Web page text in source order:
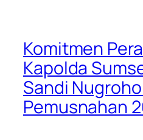
Komitmen
Kapolda
Sandi
Pemusnahan